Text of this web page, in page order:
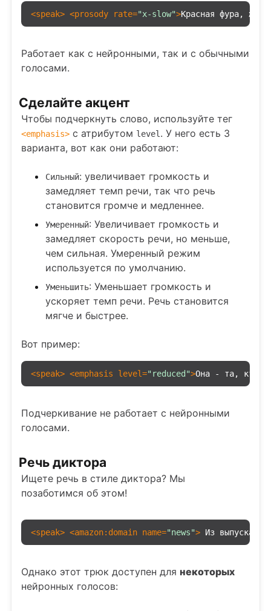
<speak> <prosody rate="x-slow">Красная фура,
Работает как с нейронными, так и с обычными
голосами.
Сделайте акцент
Чтобы подчеркнуть слово, используйте тег
<emphasis> с атрибутом level . У него есть 3
варианта, вот как они работают:
Сильный: увеличивает громкость и
замедляет темп речи, так что речь
становится громче и медленнее.
Умеренный: Увеличивает громкость и
замедляет скорость речи, но меньше,
чем сильная. Умеренный режим
используется по умолчанию.
Уменьшить: Уменьшает громкость и
ускоряет темп речи. Речь становится
мягче и быстрее.
Вот пример:
<speak> <emphasis level="reduced">Она - та, кто
Подчеркивание не работает с нейронными
голосами.
Речь диктора
Ищете речь в стиле диктора? Мы
позаботимся об этом!
<speak> <amazon:domain name="news"> Из выпуска
Однако этот трюк доступен для некоторых
нейронных голосов: